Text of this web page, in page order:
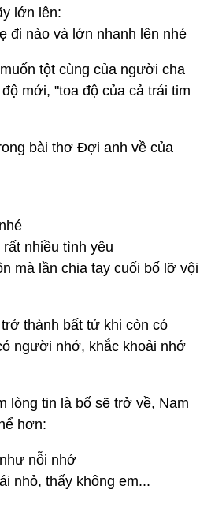
lớn lên:
đi nào và lớn nhanh lên nhé
tột cùng của người cha
mới, "toa độ của cả trái tim
bài thơ Đợi anh về của
nhiều tình yêu
mà lần chia tay cuối bố lỡ vội
thành bất tử khi còn có
người nhớ, khắc khoải nhớ
lòng tin là bố sẽ trở về, Nam
hơn:
nỗi nhớ
nhỏ, thấy không em...